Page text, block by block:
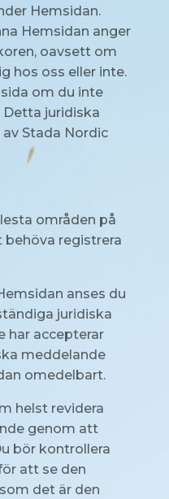
Hemsidan.
Hemsidan anger
oavsett om
hos oss eller inte.
om du inte
Detta juridiska
Stada Nordic
områden på
registrera
anses du
juridiska
har accepterar
meddelande
omedelbart.
helst revidera
genom att
bör kontrollera
att se den
det är den